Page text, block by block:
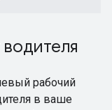
рабочий
в ваше